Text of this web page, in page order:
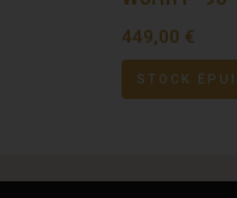
449,00 €
STOCK